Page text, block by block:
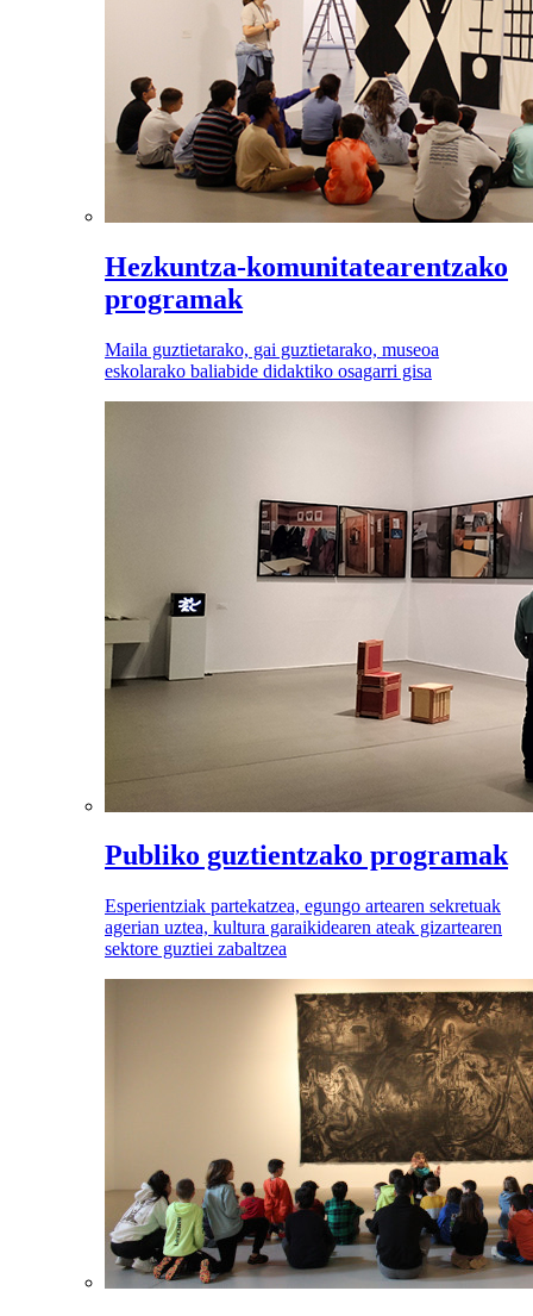
Hezkuntza-komunitatearentzako
programak
Maila guztietarako, gai guztietarako, museoa
eskolarako baliabide didaktiko osagarri gisa
Publiko guztientzako programak
Esperientziak partekatzea, egungo artearen sekretuak
agerian uztea, kultura garaikidearen ateak gizartearen
sektore guztiei zabaltzea